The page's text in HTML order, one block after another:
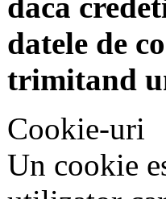
datele de
trimitand
Cookie-uri
Un cookie